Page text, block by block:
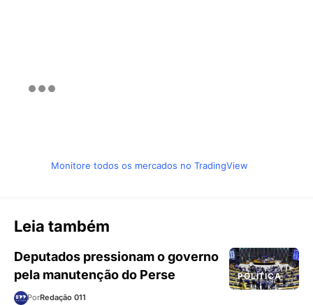
Monitore todos os mercados no TradingView
Leia também
POLÍTICA
Deputados pressionam o governo
pela manutenção do Perse
PorRedação 011